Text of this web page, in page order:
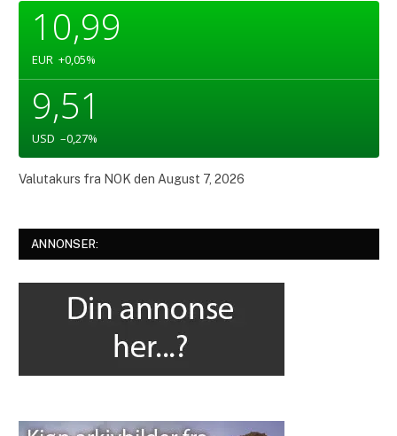
10,99
EUR +0,05%
9,51
USD –0,27%
Valutakurs fra NOK den August 7, 2026
ANNONSER: